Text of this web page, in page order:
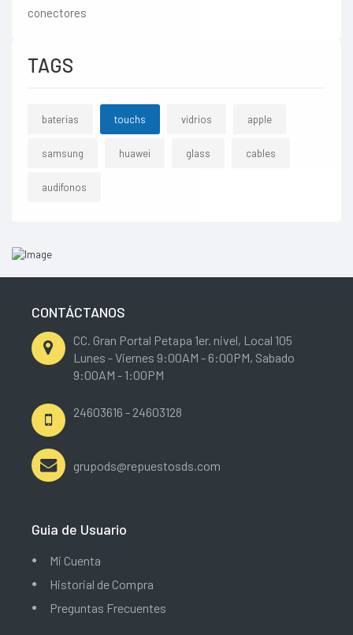
conectores
TAGS
baterias touchs vidrios apple
samsung huawei glass cables
audifonos
CONTÁCTANOS
CC. Gran Portal Petapa 1er. nivel, Local 105
Lunes - Viernes 9:00AM - 6:00PM, Sabado
9:00AM - 1:00PM
24603616 - 24603128
grupods@repuestosds.com
Guia de Usuario
Mi Cuenta
Historial de Compra
Preguntas Frecuentes